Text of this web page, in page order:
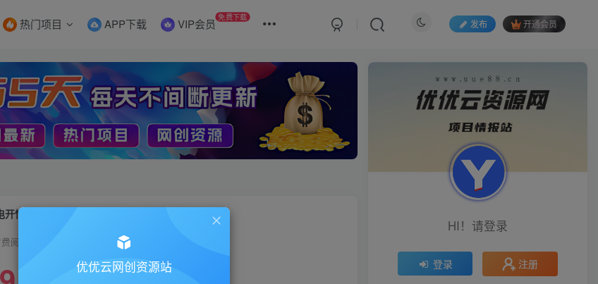
热门项目 APP下载 VIP会员 免费下载
发布 开通会员
悟，短视频的底层框架
阅读，请付费后查看
HI！请登录
登录 注册
优优云网创资源站